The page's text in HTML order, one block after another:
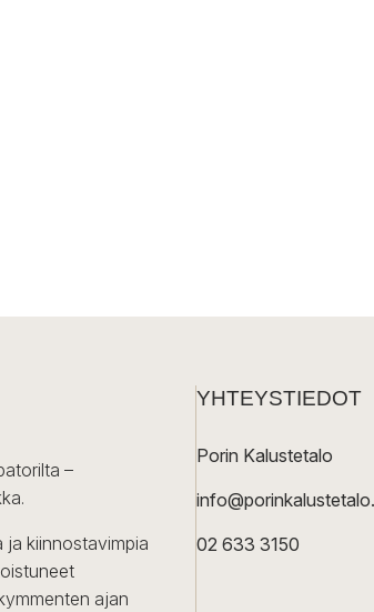
–
ja kiinnostavimpia
ajan
YHTEYSTIEDOT
Porin Kalustetalo
02 633 3150